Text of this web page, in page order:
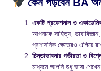
কেন পড়বেন BA
একটি প্রফেশনাল ও
আপনাকে সাহিত্য,
প্রশাসনিক ক্ষেত্রেও এগিয়ে
চিন্তাভাবনার গভীরতা ও
মাধ্যমে আপনি শুধু ভাষা